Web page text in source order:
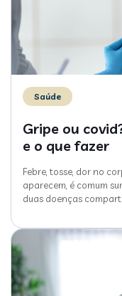
Saúde
Gripe ou
e o que fazer
Febre, tosse, dor no
aparecem, é comum
duas doenças